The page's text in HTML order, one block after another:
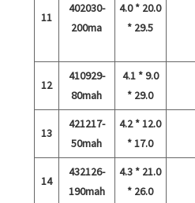
11
402030-
200ma
4.0 * 20.0
* 29.5
12
410929-
80mah
4.1 * 9.0
* 29.0
13
421217-
50mah
4.2 * 12.0
* 17.0
14
432126-
190mah
4.3 * 21.0
* 26.0